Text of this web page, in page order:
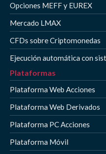
Opciones MEFF y EUREX
Mercado LMAX
CFDs sobre Criptomonedas
Ejecución automática con
Plataformas
Plataforma Web Acciones
Plataforma Web Derivados
Plataforma PC Acciones
Plataforma Móvil